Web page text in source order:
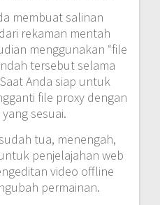
membuat salinan
rekaman mentah
menggunakan “file
tersebut selama
Anda siap untuk
file proxy dengan
sesuai.
tua, menengah,
penjelajahan web
video offline
permainan.